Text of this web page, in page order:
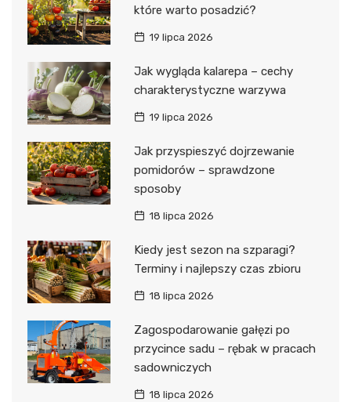
które warto posadzić?
19 lipca 2026
Jak wygląda kalarepa – cechy
charakterystyczne warzywa
19 lipca 2026
Jak przyspieszyć dojrzewanie
pomidorów – sprawdzone
sposoby
18 lipca 2026
Kiedy jest sezon na szparagi?
Terminy i najlepszy czas zbioru
18 lipca 2026
Zagospodarowanie gałęzi po
przycince sadu – rębak w pracach
sadowniczych
18 lipca 2026